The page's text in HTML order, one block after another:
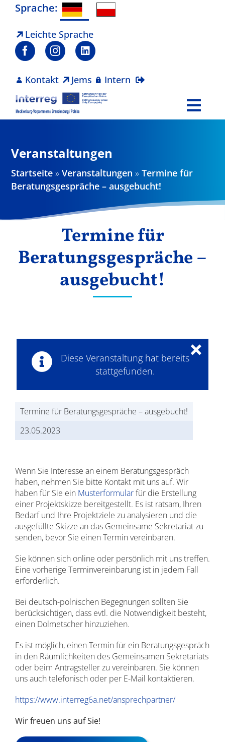
Zum
springen
Sprache:
Leichte Sprache
Kontakt Jems Intern
Projekte
Ergebnisse
Veranstaltungen
Startseite »Veranstaltungen »Termine für
Beratungsgespräche – ausgebucht!
Termine für
Beratungsgespräche –
ausgebucht!
Diese Veranstaltung hat bereits
stattgefunden.
×
Termine für Beratungsgespräche – ausgebucht!
23.05.2023
Wenn Sie Interesse an einem Beratungsgespräch
haben, nehmen Sie bitte Kontakt mit uns auf. Wir
haben für Sie ein Musterformularfür die Erstellung
einer Projektskizze bereitgestellt. Es ist ratsam, Ihren
Bedarf und Ihre Projektziele zu analysieren und die
ausgefüllte Skizze an das Gemeinsame Sekretariat zu
senden, bevor Sie einen Termin vereinbaren.
Sie können sich online oder persönlich mit uns treffen.
Eine vorherige Terminvereinbarung ist in jedem Fall
erforderlich.
Bei deutsch-polnischen Begegnungen sollten Sie
berücksichtigen, dass evtl. die Notwendigkeit besteht,
einen Dolmetscher hinzuziehen.
Es ist möglich, einen Termin für ein Beratungsgespräch
in den Räumlichkeiten des Gemeinsamen Sekretariats
oder beim Antragsteller zu vereinbaren. Sie können
uns auch telefonisch oder per E-Mail kontaktieren.
https://www.interreg6a.net/ansprechpartner/
Wir freuen uns auf Sie!